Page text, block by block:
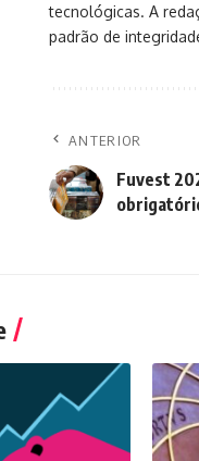
tecnológicas. A
padrão de
ANTERIOR
Fuvest